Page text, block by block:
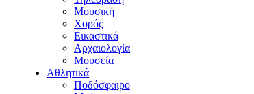
Μουσική
Χορός
Εικαστικά
Αρχαιολογία
Μουσεία
Αθλητικά
Ποδόσφαιρο